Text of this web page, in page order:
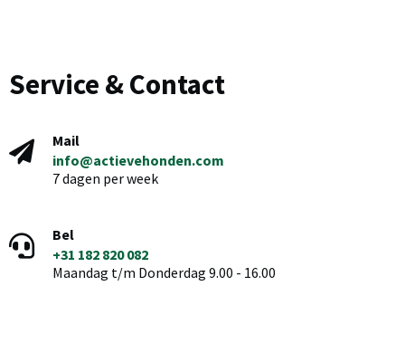
Service & Contact
Mail
info@actievehonden.com
7 dagen per week
Bel
+31 182 820 082
Maandag t/m Donderdag 9.00 - 16.00